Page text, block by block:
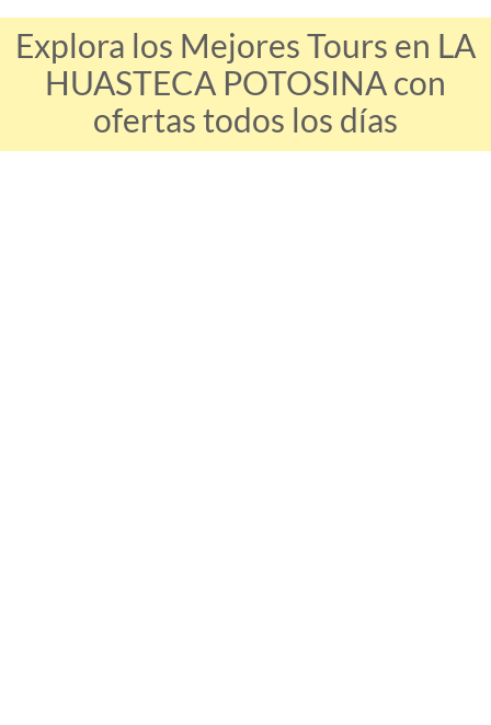
Explora los Mejores Tours en LA
HUASTECA POTOSINA con
ofertas todos los días